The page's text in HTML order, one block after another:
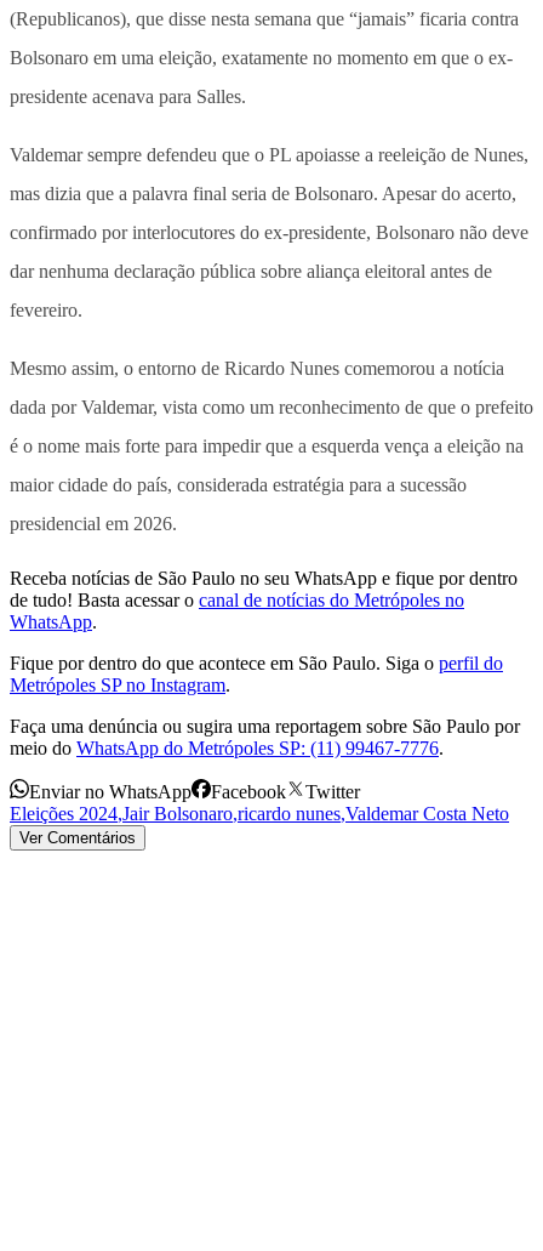
(Republicanos), que disse nesta semana que “jamais” ficaria contra
Bolsonaro em uma eleição, exatamente no momento em que o ex-
presidente acenava para Salles.
Valdemar sempre defendeu que o PL apoiasse a reeleição de Nunes,
mas dizia que a palavra final seria de Bolsonaro. Apesar do acerto,
confirmado por interlocutores do ex-presidente, Bolsonaro não deve
dar nenhuma declaração pública sobre aliança eleitoral antes de
fevereiro.
Mesmo assim, o entorno de Ricardo Nunes comemorou a notícia
dada por Valdemar, vista como um reconhecimento de que o prefeito
é o nome mais forte para impedir que a esquerda vença a eleição na
maior cidade do país, considerada estratégia para a sucessão
presidencial em 2026.
Receba notícias de São Paulo no seu WhatsApp e fique por dentro
de tudo! Basta acessar o canal de notícias do Metrópoles no
WhatsApp.
Fique por dentro do que acontece em São Paulo. Siga o perfil do
Metrópoles SP no Instagram.
Faça uma denúncia ou sugira uma reportagem sobre São Paulo por
meio do WhatsApp do Metrópoles SP: (11) 99467-7776.
Enviar no WhatsApp Facebook
Twitter
Eleições 2024,Jair Bolsonaro,ricardo nunes,Valdemar Costa Neto
Ver Comentários